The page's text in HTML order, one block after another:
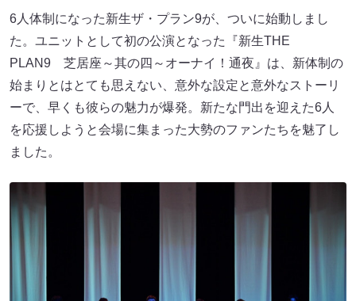
6人体制になった新生ザ・プラン9が、ついに始動しまし
た。ユニットとして初の公演となった『新生THE
PLAN9 芝居座～其の四～オーナイ！通夜』は、新体制の
始まりとはとても思えない、意外な設定と意外なストーリ
ーで、早くも彼らの魅力が爆発。新たな門出を迎えた6人
を応援しようと会場に集まった大勢のファンたちを魅了し
ました。